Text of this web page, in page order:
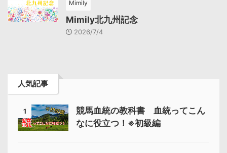
Mimily
Mimily北九州記念
2026/7/4
人気記事
1
競馬血統の教科書 血統ってこん
なに役立つ！※初級編